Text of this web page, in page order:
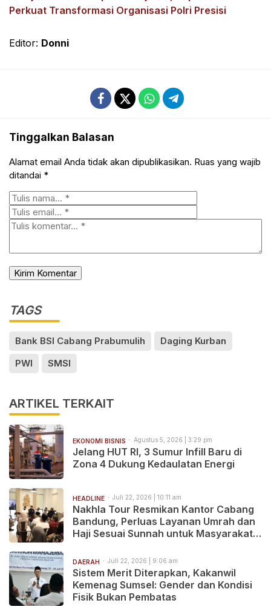
Perkuat Transformasi Organisasi Polri Presisi
Editor: Donni
Tinggalkan Balasan
Alamat email Anda tidak akan dipublikasikan. Ruas yang wajib
ditandai *
TAGS
Bank BSI Cabang Prabumulih
Daging Kurban
PWI
SMSI
ARTIKEL TERKAIT
EKONOMI BISNIS Agustus 5, 2026 | 3:29 pm
Jelang HUT RI, 3 Sumur Infill Baru di
Zona 4 Dukung Kedaulatan Energi
HEADLINE Juli 22, 2026 | 10:11 am
Nakhla Tour Resmikan Kantor Cabang
Bandung, Perluas Layanan Umrah dan
Haji Sesuai Sunnah untuk Masyarakat
DAERAH Juli 22, 2026 | 9:06 am
Sistem Merit Diterapkan, Kakanwil
Kemenag Sumsel: Gender dan Kondisi
Fisik Bukan Pembatas